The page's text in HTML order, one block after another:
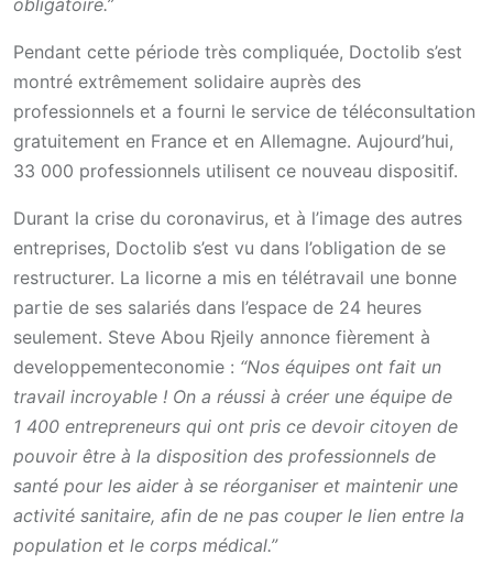
Pendant cette période très compliquée, Doctolib s’est
montré extrêmement solidaire auprès des
professionnels et a fourni le service de téléconsultation
gratuitement en France et en Allemagne. Aujourd’hui,
33 000 professionnels utilisent ce nouveau dispositif.
Durant la crise du coronavirus, et à l’image des autres
entreprises, Doctolib s’est vu dans l’obligation de se
restructurer. La licorne a mis en télétravail une bonne
partie de ses salariés dans l’espace de 24 heures
seulement. Steve Abou Rjeily annonce fièrement à
developpementeconomie : “Nos équipes ont fait un
travail incroyable ! On a réussi à créer une équipe de
1 400 entrepreneurs qui ont pris ce devoir citoyen de
pouvoir être à la disposition des professionnels de
santé pour les aider à se réorganiser et maintenir une
activité sanitaire, afin de ne pas couper le lien entre la
population et le corps médical.”